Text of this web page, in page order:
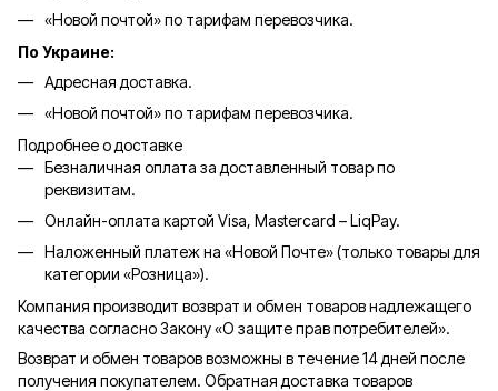
«Новой почтой» по тарифам перевозчика.
По Украине:
Адресная доставка.
«Новой почтой» по тарифам перевозчика.
Подробнее о доставке
Безналичная оплата за доставленный товар по
реквизитам.
Онлайн-оплата картой Visa, Mastercard – LiqPay.
Наложенный платеж на «Новой Почте» (только товары для
категории «Розница»).
Компания производит возврат и обмен товаров надлежащего
качества согласно Закону «О защите прав потребителей».
Возврат и обмен товаров возможны в течение 14 дней после
получения покупателем. Обратная доставка товаров